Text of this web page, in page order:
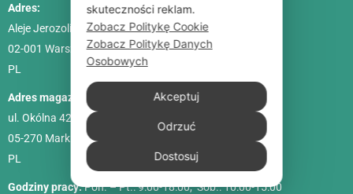
Adres:
Aleje Jerozolimskie 85, lok. 21
02-001 Warszawa
PL
Adres magazynu:
ul. Okólna 42C
05-270 Marki
PL
Godziny pracy:Pon. – Pt.: 9:00-18:00, Sob.: 10:00-15:00
skuteczności reklam.
Zobacz Politykę Cookie
Zobacz Politykę Danych
Osobowych
Akceptuj
Odrzuć
Dostosuj